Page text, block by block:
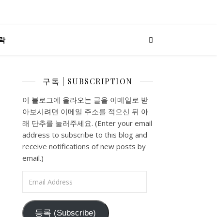
구독 | SUBSCRIPTION
이 블로그에 올라오는 글을 이메일로 받
아보시려면 이메일 주소를 적으신 뒤 아
래 단추를 눌러주세요. (Enter your email
address to subscribe to this blog and
receive notifications of new posts by
email.)
등록 (Subscribe)